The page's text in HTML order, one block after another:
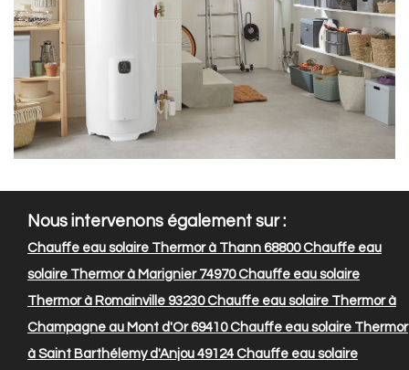
Nous intervenons également sur :
Chauffe eau solaire Thermor à Thann 68800Chauffe eau
solaire Thermor à Marignier 74970Chauffe eau solaire
Thermor à Romainville 93230Chauffe eau solaire Thermor à
Champagne au Mont d'Or 69410Chauffe eau solaire Thermor
à Saint Barthélemy d'Anjou 49124 Chauffe eau solaire